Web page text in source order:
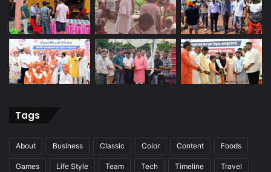
Tags
About Business Classic Color Content Foods
Games Life Style Team Tech Timeline Travel